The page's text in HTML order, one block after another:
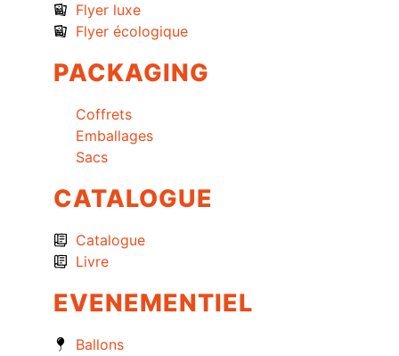
Flyer luxe
Flyer écologique
PACKAGING
Coffrets
Emballages
Sacs
CATALOGUE
Catalogue
Livre
EVENEMENTIEL
Ballons